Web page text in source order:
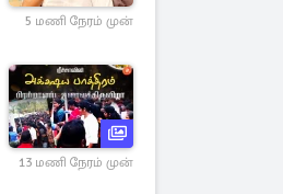
5 மணி நேரம் முன்
13 மணி நேரம் முன்